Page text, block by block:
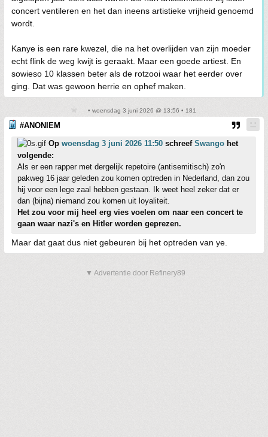
concert ventileren en het dan ineens artistieke vrijheid genoemd
wordt.
Kanye is een rare kwezel, die na het overlijden van zijn moeder
echt flink de weg kwijt is geraakt. Maar een goede artiest. En
sowieso 10 klassen beter als de rotzooi waar het eerder over
ging. Dat was gewoon herrie en ophef maken.
• woensdag 3 juni 2026 @ 13:56 • 181
#ANONIEM
Op woensdag 3 juni 2026 11:50 schreef Swango het
volgende:
Als er een rapper met dergelijk repetoire (antisemitisch) zo'n
pakweg 16 jaar geleden zou komen optreden in Nederland, dan zou
hij voor een lege zaal hebben gestaan. Ik weet heel zeker dat er
dan (bijna) niemand zou komen uit loyaliteit.
Het zou voor mij heel erg vies voelen om naar een concert te
gaan waar nazi's en Hitler worden geprezen.
Maar dat gaat dus niet gebeuren bij het optreden van ye.
▼ Advertentie door Refinery89